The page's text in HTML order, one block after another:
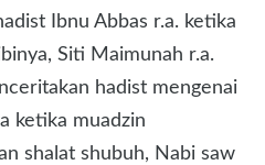
Ibnu Abbas r.a. ketika
Siti Maimunah r.a.
hadist mengenai
ketika muadzin
shalat shubuh, Nabi saw